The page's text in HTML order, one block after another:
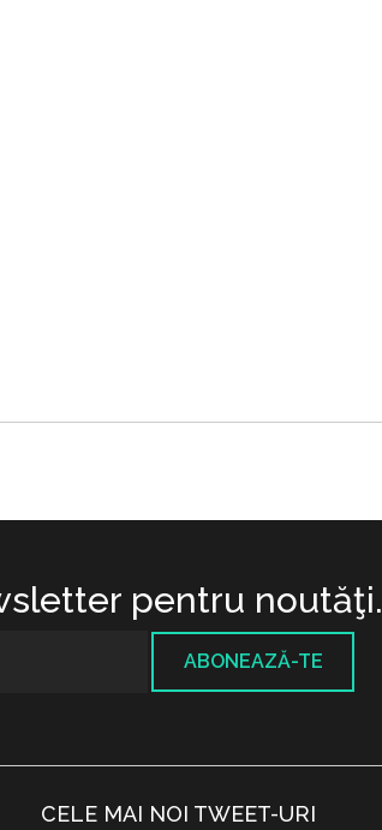
pentru noutăţi.
ABONEAZĂ-TE
CELE MAI NOI TWEET-URI